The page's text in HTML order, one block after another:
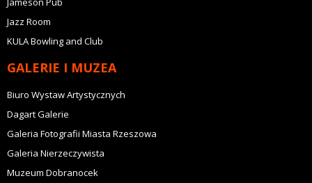
Jazz Room
KULA Bowling and Club
GALERIE I MUZEA
Biuro Wystaw Artystycznych
Dagart Galerie
Galeria Fotografii Miasta Rzeszowa
Galeria Nierzeczywista
Muzeum Dobranocek